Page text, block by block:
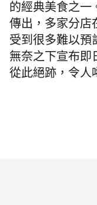
的經典美食之一
傳出，多家分店
受到很多難以預
無奈之下宣布即
從此絕跡，令人